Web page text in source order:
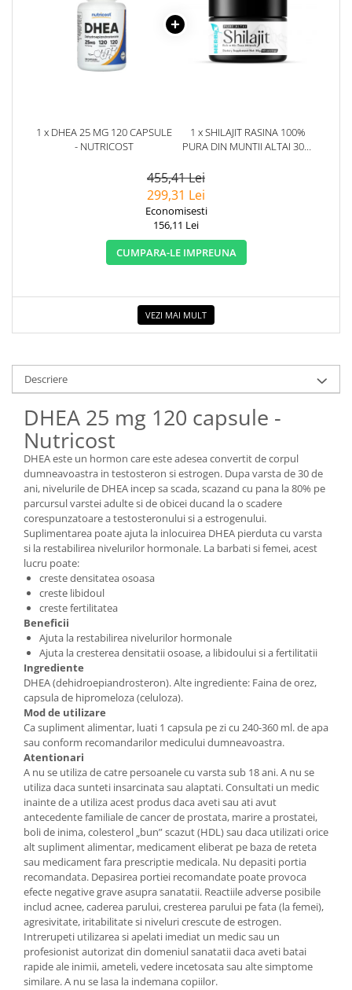
1 x DHEA 25 MG 120 CAPSULE
- NUTRICOST
1 x SHILAJIT RASINA 100%
PURA DIN MUNTII ALTAI 30G.
455,41 Lei
299,31 Lei
Economisesti
156,11 Lei
CUMPARA-LE IMPREUNA
VEZI MAI MULT
Descriere
DHEA 25 mg 120 capsule -
Nutricost
DHEA este un hormon care este adesea convertit de corpul
dumneavoastra in testosteron si estrogen. Dupa varsta de 30 de
ani, nivelurile de DHEA incep sa scada, scazand cu pana la 80% pe
parcursul varstei adulte si de obicei ducand la o scadere
corespunzatoare a testosteronului si a estrogenului.
Suplimentarea poate ajuta la inlocuirea DHEA pierduta cu varsta
si la restabilirea nivelurilor hormonale. La barbati si femei, acest
lucru poate:
creste densitatea osoasa
creste libidoul
creste fertilitatea
Beneficii
Ajuta la restabilirea nivelurilor hormonale
Ajuta la cresterea densitatii osoase, a libidoului si a fertilitatii
Ingrediente
DHEA (dehidroepiandrosteron). Alte ingrediente: Faina de orez,
capsula de hipromeloza (celuloza).
Mod de utilizare
Ca supliment alimentar, luati 1 capsula pe zi cu 240-360 ml. de apa
sau conform recomandarilor medicului dumneavoastra.
Atentionari
A nu se utiliza de catre persoanele cu varsta sub 18 ani. A nu se
utiliza daca sunteti insarcinata sau alaptati. Consultati un medic
inainte de a utiliza acest produs daca aveti sau ati avut
antecedente familiale de cancer de prostata, marire a prostatei,
boli de inima, colesterol „bun” scazut (HDL) sau daca utilizati orice
alt supliment alimentar, medicament eliberat pe baza de reteta
sau medicament fara prescriptie medicala. Nu depasiti portia
recomandata. Depasirea portiei recomandate poate provoca
efecte negative grave asupra sanatatii. Reactiile adverse posibile
includ acnee, caderea parului, cresterea parului pe fata (la femei),
agresivitate, iritabilitate si niveluri crescute de estrogen.
Intrerupeti utilizarea si apelati imediat un medic sau un
profesionist autorizat din domeniul sanatatii daca aveti batai
rapide ale inimii, ameteli, vedere incetosata sau alte simptome
similare. A nu se lasa la indemana copiilor.